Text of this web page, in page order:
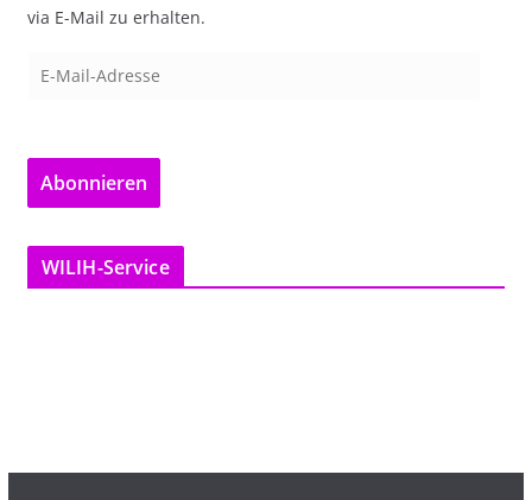
via E-Mail zu erhalten.
a
l
-
Abonnieren
WILIH-Service